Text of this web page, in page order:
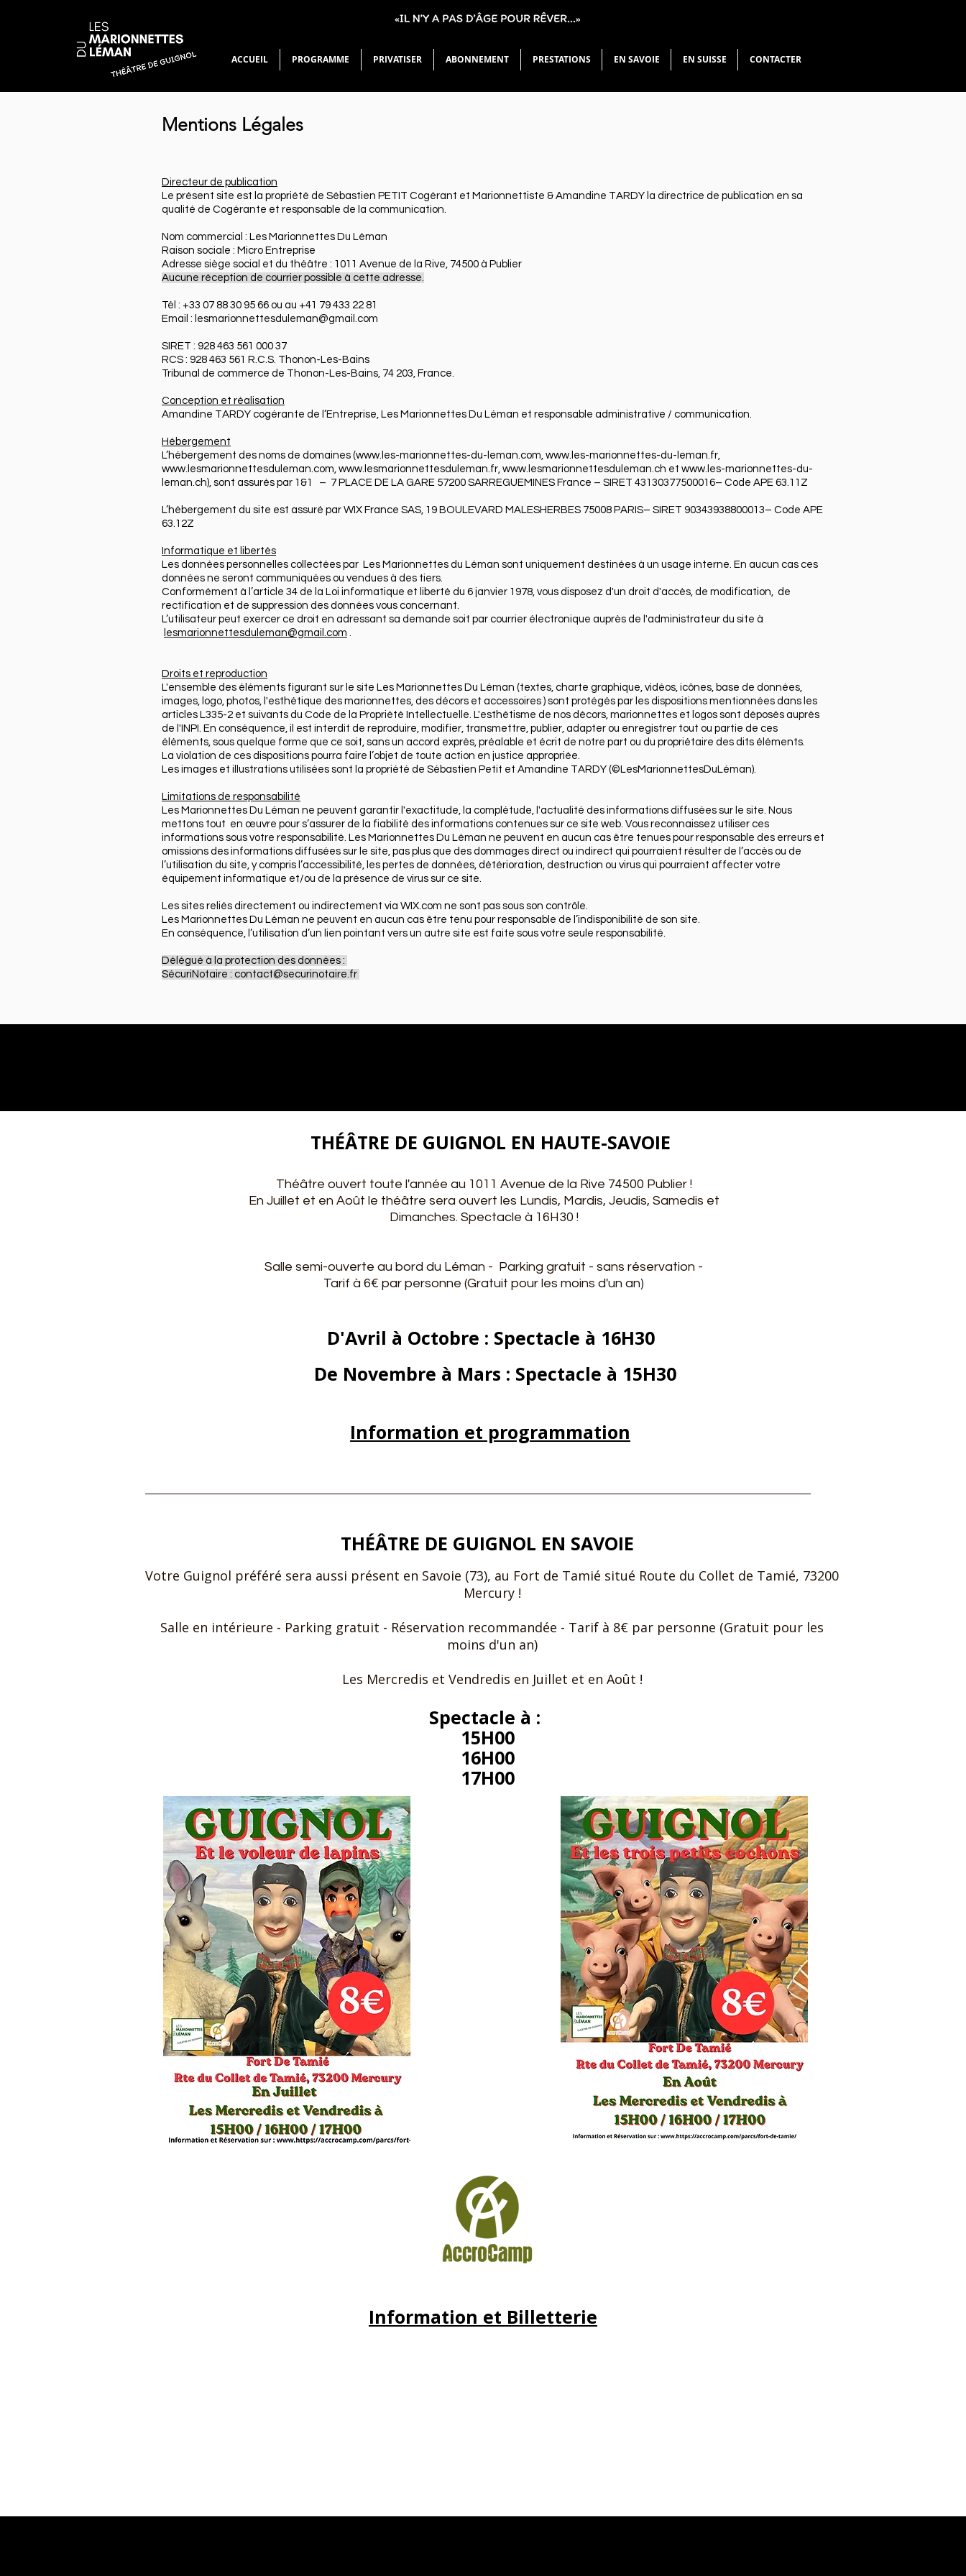
ACCUEIL PROGRAMME PRIVATISER ABONNEMENT PRESTATIONS EN SAVOIE EN SUISSE CONTACTER
Mentions Légales
Directeur de publication
Le présent site est la propriété de Sébastien PETIT Cogérant et Marionnettiste & Amandine TARDY la directrice de publication en sa
qualité de Cogérante et responsable de la communication.
Nom commercial : Les Marionnettes Du Léman
Raison sociale : Micro Entreprise
Adresse siège social et du théâtre : 1011 Avenue de la Rive, 74500 à Publier
Aucune réception de courrier possible à cette adresse.
Tél : +33 07 88 30 95 66 ou au +41 79 433 22 81
Email : lesmarionnettesduleman@gmail.com
SIRET : 928 463 561 000 37
RCS : 928 463 561 R.C.S. Thonon-Les-Bains
Tribunal de commerce de Thonon-Les-Bains, 74 203, France.
Conception et réalisation
Amandine TARDY cogérante de l’Entreprise, Les Marionnettes Du Léman et responsable administrative / communication.
Hébergement
L’hébergement des noms de domaines (www.les-marionnettes-du-leman.com, www.les-marionnettes-du-leman.fr,
www.lesmarionnettesduleman.com, www.lesmarionnettesduleman.fr, www.lesmarionnettesduleman.ch et www.les-marionnettes-du-
leman.ch), sont assurés par 1&1 – 7 PLACE DE LA GARE 57200 SARREGUEMINES France – SIRET 43130377500016– Code APE 63.11Z
L’hébergement du site est assuré par WIX France SAS, 19 BOULEVARD MALESHERBES 75008 PARIS– SIRET 90343938800013– Code APE
63.12Z
Informatique et libertés
Les données personnelles collectées par Les Marionnettes du Léman sont uniquement destinées à un usage interne. En aucun cas ces
données ne seront communiquées ou vendues à des tiers.
Conformément à l’article 34 de la Loi informatique et liberté du 6 janvier 1978, vous disposez d'un droit d'accès, de modification, de
rectification et de suppression des données vous concernant.
L’utilisateur peut exercer ce droit en adressant sa demande soit par courrier électronique auprès de l'administrateur du site à
lesmarionnettesduleman@gmail.com .
Droits et reproduction
L'ensemble des éléments figurant sur le site Les Marionnettes Du Léman (textes, charte graphique, vidéos, icônes, base de données,
images, logo, photos, l'esthétique des marionnettes, des décors et accessoires ) sont protégés par les dispositions mentionnées dans les
articles L335-2 et suivants du Code de la Propriété Intellectuelle. L'esthétisme de nos décors, marionnettes et logos sont déposés auprès
de l'INPI. En conséquence, il est interdit de reproduire, modifier, transmettre, publier, adapter ou enregistrer tout ou partie de ces
éléments, sous quelque forme que ce soit, sans un accord exprès, préalable et écrit de notre part ou du propriétaire des dits éléments.
La violation de ces dispositions pourra faire l’objet de toute action en justice appropriée.
Les images et illustrations utilisées sont la propriété de Sébastien Petit et Amandine TARDY (©LesMarionnettesDuLéman).
Limitations de responsabilité
Les Marionnettes Du Léman ne peuvent garantir l'exactitude, la complétude, l'actualité des informations diffusées sur le site. Nous
mettons tout en œuvre pour s’assurer de la fiabilité des informations contenues sur ce site web. Vous reconnaissez utiliser ces
informations sous votre responsabilité. Les Marionnettes Du Léman ne peuvent en aucun cas être tenues pour responsable des erreurs et
omissions des informations diffusées sur le site, pas plus que des dommages direct ou indirect qui pourraient résulter de l’accès ou de
l’utilisation du site, y compris l’accessibilité, les pertes de données, détérioration, destruction ou virus qui pourraient affecter votre
équipement informatique et/ou de la présence de virus sur ce site.
Les sites reliés directement ou indirectement via WIX.com ne sont pas sous son contrôle.
Les Marionnettes Du Léman ne peuvent en aucun cas être tenu pour responsable de l’indisponibilité de son site.
En conséquence, l’utilisation d’un lien pointant vers un autre site est faite sous votre seule responsabilité.
Délégué à la protection des données :
SécuriNotaire : contact@securinotaire.fr
THÉÂTRE DE GUIGNOL EN HAUTE-SAVOIE
Théâtre ouvert toute l'année au 1011 Avenue de la Rive 74500 Publier !
En Juillet et en Août le théâtre sera ouvert les Lundis, Mardis, Jeudis, Samedis et
Dimanches. Spectacle à 16H30 !
Salle semi-ouverte au bord du Léman - Parking gratuit - sans réservation -
Tarif à 6€ par personne (Gratuit pour les moins d'un an)
D'Avril à Octobre : Spectacle à 16H30
De Novembre à Mars : Spectacle à 15H30
Information et programmation
THÉÂTRE DE GUIGNOL EN SAVOIE
Votre Guignol préféré sera aussi présent en Savoie (73), au Fort de Tamié situé Route du Collet de Tamié, 73200
Mercury !
Salle en intérieure ​- Parking gratuit - Réservation recommandée - Tarif à 8€ par personne (Gratuit pour les
moins d'un an)
Les Mercredis et Vendredis en Juillet et en Août !
Spectacle à :
15H00
16H00
17H00
Information et Billetterie